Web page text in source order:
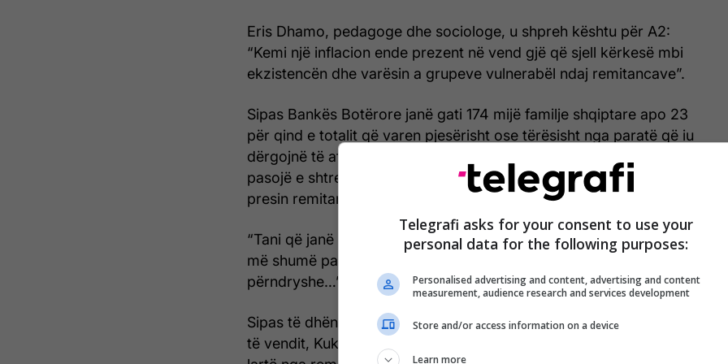
Eris Dhamo, pedagoge dhe sociologe, u shpreh kështu për A2:
“Kemi një inflacion ende prezent në vend gjë që sjell kërkesë mbi
ekzistencën dhe varësin a grupeve vulnerabël ndaj remitancave”.
Sipas Bankës Botërore janë gati 174 mijë familje shqiptare apo 23
për qind e totalit që varen pjesërisht ose tërësisht nga paratë që iu
dërgojnë të afërmit nga jashtë. Nevojën për më shumë para si
pasojë e shtrenjtimit të jetesës e pohojnë edhe vetë qytetarët që
presin remitanca.
“Tani që janë rritur çmimet jemi të detyruar që t’u kërkojmë fëmijëve
më shumë para. Unë kam vëllezërit që më ndihmojnë se
përndryshe…”, thotë një qytetare.
Sipas të dhënave nga Instituti i Statistikave, dy qarqet më të varfra
të vendit, Kukësi dhe Dibra, janë edhe ato që kanë varësinë më të
Telegrafi asks for your consent to use your
personal data for the following purposes:
Personalised advertising and content, advertising and content
measurement, audience research and services development
Store and/or access information on a device
Learn more